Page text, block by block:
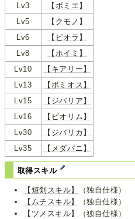
Lv3
【ボミエ】
Lv5
【クモノ】
Lv6
【ピオラ】
Lv8
【ホイミ】
Lv10
【キアリー】
Lv13
【ボミオス】
Lv15
【ジバリア】
Lv16
【ピオリム】
Lv30
【ジバリカ】
Lv35
【メダパニ】
取得スキル
【短剣スキル】
（独自仕様）
【ムチスキル】
（独自仕様）
【ツメスキル】
（独自仕様）